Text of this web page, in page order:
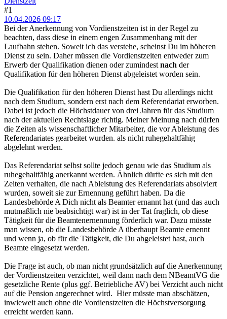
#1
10.04.2026 09:17
Bei der Anerkennung von Vordienstzeiten ist in der Regel zu
beachten, dass diese in einem engen Zusammenhang mit der
Laufbahn stehen. Soweit ich das verstehe, scheinst Du im höheren
Dienst zu sein. Daher müssen die Vordienstzeiten entweder zum
Erwerb der Qualifikation dienen oder zumindest nach der
Qualifikation für den höheren Dienst abgeleistet worden sein.
Die Qualifikation für den höheren Dienst hast Du allerdings nicht
nach dem Studium, sondern erst nach dem Referendariat erworben.
Dabei ist jedoch die Höchstdauer von drei Jahren für das Studium
nach der aktuellen Rechtslage richtig. Meiner Meinung nach dürfen
die Zeiten als wissenschaftlicher Mitarbeiter, die vor Ableistung des
Referendariates gearbeitet wurden. als nicht ruhegehaltfähig
abgelehnt werden.
Das Referendariat selbst sollte jedoch genau wie das Studium als
ruhegehaltfähig anerkannt werden. Ähnlich dürfte es sich mit den
Zeiten verhalten, die nach Ableistung des Referendariats absolviert
wurden, soweit sie zur Ernennung geführt haben. Da die
Landesbehörde A Dich nicht als Beamter ernannt hat (und das auch
mutmaßlich nie beabsichtigt war) ist in der Tat fraglich, ob diese
Tätigkeit für die Beamtenernennung förderlich war. Dazu müsste
man wissen, ob die Landesbehörde A überhaupt Beamte ernennt
und wenn ja, ob für die Tätigkeit, die Du abgeleistet hast, auch
Beamte eingesetzt werden.
Die Frage ist auch, ob man nicht grundsätzlich auf die Anerkennung
der Vordienstzeiten verzichtet, weil dann nach dem NBeamtVG die
gesetzliche Rente (plus ggf. Betriebliche AV) bei Verzicht auch nicht
auf die Pension angerechnet wird. Hier müsste man abschätzen,
inwieweit auch ohne die Vordienstzeiten die Höchstversorgung
erreicht werden kann.